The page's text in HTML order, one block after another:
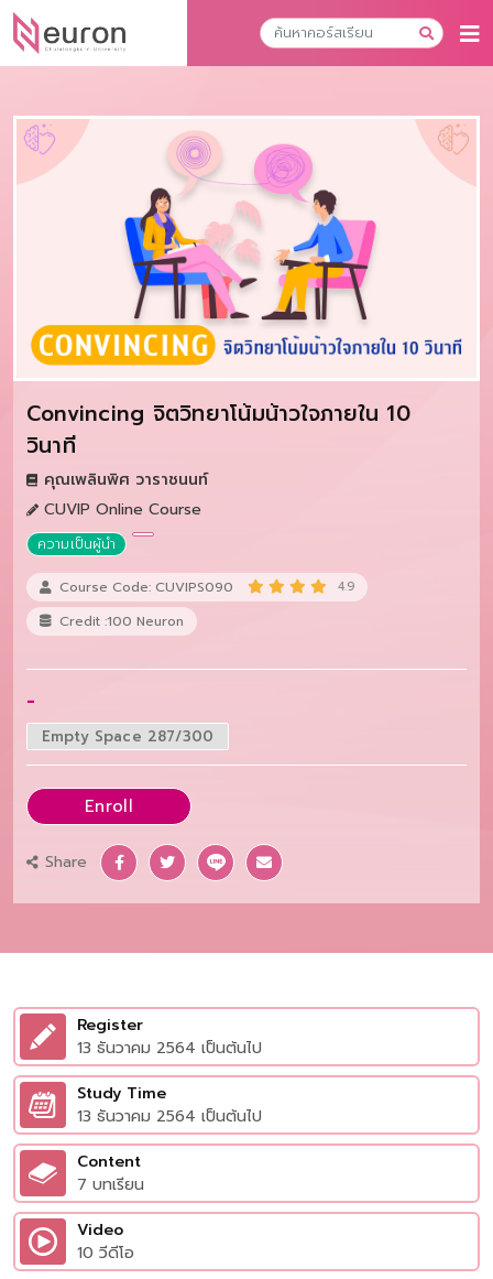
Convincing จิตวิทยาโน้มน้าวใจภายใน 10
วินาที
คุณเพลินพิศ วาราชนนท์
CUVIP Online Course
ความเป็นผู้นำ
Course Code: CUVIPS090 4.9
Credit :100 Neuron
-
Empty Space 287/300
Enroll
Share
Register
13 ธันวาคม 2564 เป็นต้นไป
Study Time
13 ธันวาคม 2564 เป็นต้นไป
Content
7 บทเรียน
Video
10 วีดีโอ